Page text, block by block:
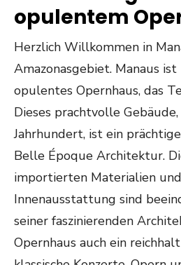
opulentem
Herzlich Willkommen in
Amazonasgebiet. Manaus
opulentes Opernhaus, das
Dieses prachtvolle
Jahrhundert, ist ein
Belle Époque Architektur.
importierten Materialien
Innenausstattung sind
seiner faszinierenden
Opernhaus auch ein